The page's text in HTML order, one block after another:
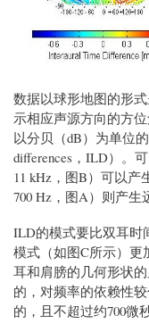
数据以球形地图的形
示相应声源方向的方
以分贝（dB）为单位
differences，ILD）。
11 kHz，图B）可以产
700 Hz，图A）则产生
ILD的模式要比双耳时
模式（如图C所示）
耳和肩膀的几何形状
的，对频率的依赖性
的，且不超过约700微秒